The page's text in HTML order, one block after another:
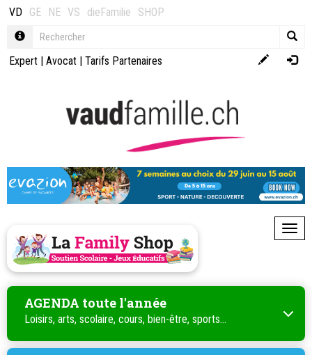
VD GE NE VS dieFamilie SHOP
Expert | Avocat | Tarifs Partenaires
AGENDA toute l'année
Loisirs, arts, scolaire, cours, bien-être, sports...